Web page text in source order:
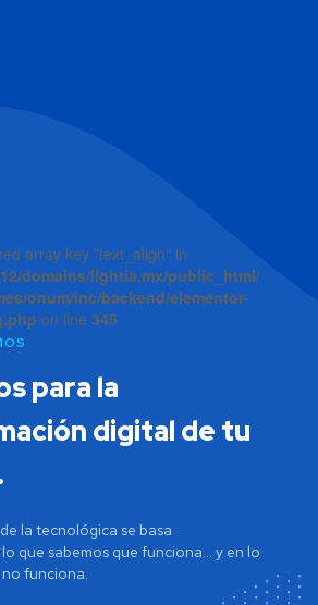
array key "text_align" in
domains/lightia.mx/public_html/
onum/inc/backend/elementor-
on line 345
para la
digital de tu
la tecnológica se basa
que sabemos que funciona… y en lo
funciona.